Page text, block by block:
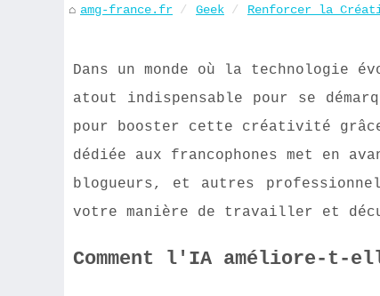
amg-france.fr Geek Renforcer la
Dans un monde où la technologie
atout indispensable pour se
pour booster cette créativité
dédiée aux francophones met en
blogueurs, et autres
votre manière de travailler et
Comment l'IA améliore-